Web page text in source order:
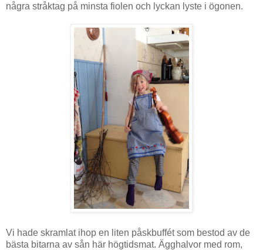
några stråktag på minsta fiolen och lyckan lyste i ögonen.
Vi hade skramlat ihop en liten påskbuffét som bestod av de
bästa bitarna av sån här högtidsmat. Ägghalvor med rom,